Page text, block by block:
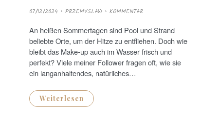
P
O
T
E
D
O
N
07/12/2024 PRZEMYSLAW KOMMENTAR
An heißen Sommertagen sind Pool und Strand
beliebte Orte, um der Hitze zu entfliehen. Doch wie
bleibt das Make-up auch im Wasser frisch und
perfekt? Viele meiner Follower fragen oft, wie sie
ein langanhaltendes, natürliches…
Weiterlesen